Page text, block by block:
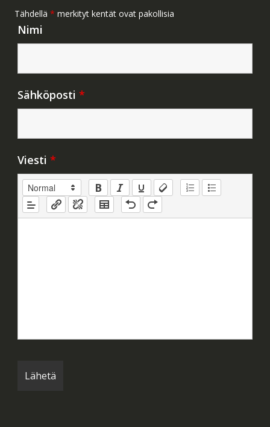
Tähdellä * merkityt kentät ovat pakollisia
Nimi
Sähköposti *
Viesti *